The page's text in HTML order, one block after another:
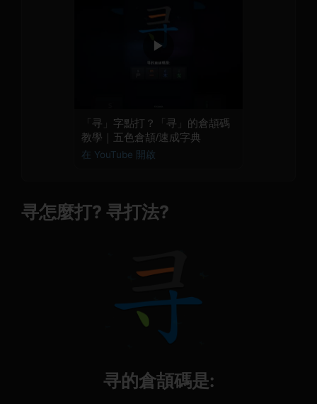
▶
「寻」字點打？「寻」的倉頡碼
教學｜五色倉頡/速成字典
在 YouTube 開啟
寻怎麼打? 寻打法?
寻的倉頡碼是: